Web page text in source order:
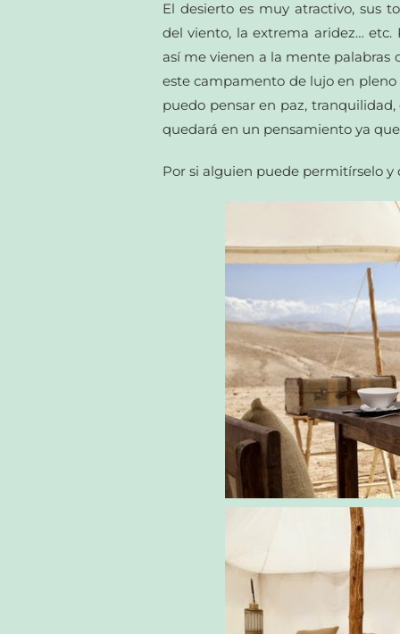
El desierto es muy atractivo, sus
del viento, la extrema aridez…
así me vienen a la mente palabras
este campamento de lujo en
puedo pensar en paz,
quedará en un pensamiento ya
Por si alguien puede permitírselo y